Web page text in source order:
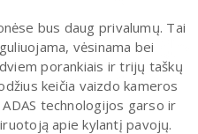
bus daug privalumų. Tai
vėsinama bei
porankiais ir trijų taškų
keičia vaizdo kameros
technologijos garso ir
apie kylantį pavojų.